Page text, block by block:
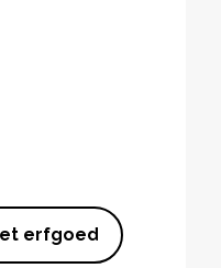
erfgoed